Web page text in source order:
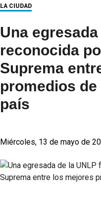
LA CIUDAD
Una
reconocida
Suprema
promedios
país
Miércoles, 13 de mayo de